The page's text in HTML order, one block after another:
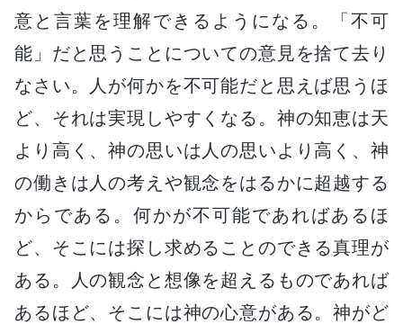
意と言葉を理解できるようになる。「不可
能」だと思うことについての意見を捨て去り
なさい。人が何かを不可能だと思えば思うほ
ど、それは実現しやすくなる。神の知恵は天
より高く、神の思いは人の思いより高く、神
の働きは人の考えや観念をはるかに超越する
からである。何かが不可能であればあるほ
ど、そこには探し求めることのできる真理が
ある。人の観念と想像を超えるものであれば
あるほど、そこには神の心意がある。神がど